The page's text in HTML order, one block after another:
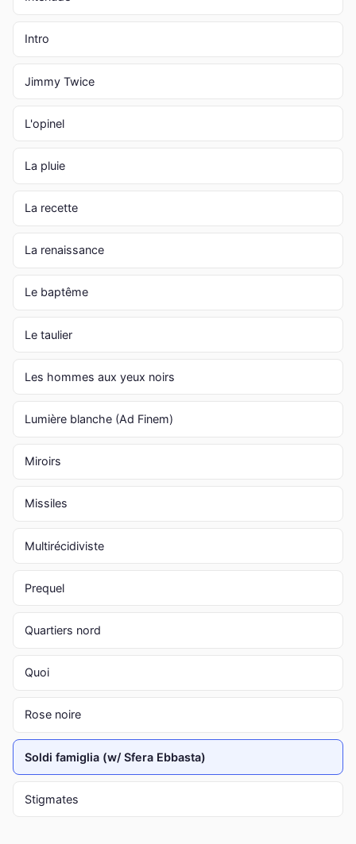
Intro
Jimmy Twice
L'opinel
La pluie
La recette
La renaissance
Le baptême
Le taulier
Les hommes aux yeux noirs
Lumière blanche (Ad Finem)
Miroirs
Missiles
Multirécidiviste
Prequel
Quartiers nord
Quoi
Rose noire
Soldi famiglia (w/ Sfera Ebbasta)
Stigmates